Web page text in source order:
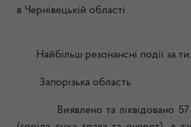
в Чернівецькій області.
Найбільш резонансні події за
Запорізька область
Виявлено та ліквідовано 57